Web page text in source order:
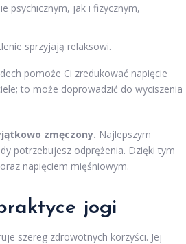
psychicznym, jak i fizycznym,
sprzyjają relaksowi.
pomoże Ci zredukować napięcie
to może doprowadzić do wyciszenia
zmęczony. Najlepszym
potrzebujesz odprężenia. Dzięki tym
napięciem mięśniowym.
jogi
szereg zdrowotnych korzyści. Jej